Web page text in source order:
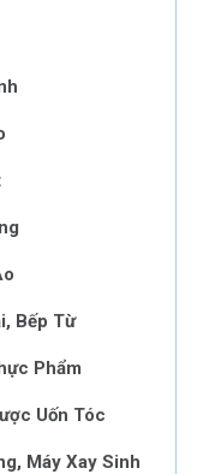
Bếp Từ
Phẩm
Uốn Tóc
Máy Xay Sinh